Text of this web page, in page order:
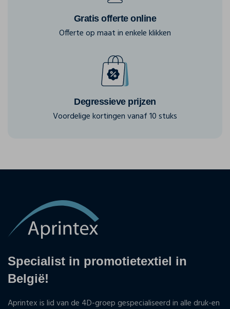
Gratis offerte online
Offerte op maat in enkele klikken
Degressieve prijzen
Voordelige kortingen vanaf 10 stuks
Specialist in promotietextiel in
België!
Aprintex is lid van de 4D-groep gespecialiseerd in alle druk-en